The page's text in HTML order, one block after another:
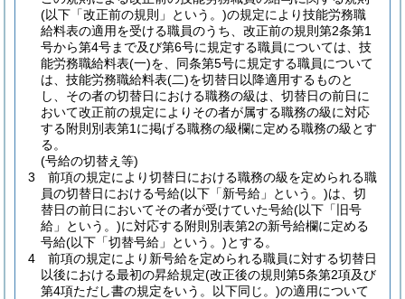
(以下「改正前の規則」という。)の規定により技能労務職
給料表の適用を受ける職員のうち、改正前の規則第2条第1
号から第4号まで及び第6号に規定する職員については、技
能労務職給料表(一)を、同条第5号に規定する職員について
は、技能労務職給料表(二)を切替日以降適用するものと
し、その者の切替日における職務の級は、切替日の前日に
おいて改正前の規定によりその者が属する職務の級に対応
する附則別表第1に掲げる職務の級欄に定める職務の級とす
る。
(号給の切替え等)
3
前項の規定により切替日における職務の級を定められる職
員の切替日における号給(以下「新号給」という。)は、切
替日の前日においてその者が受けていた号給(以下「旧号
給」という。)に対応する附則別表第2の新号給欄に定める
号給(以下「切替号給」という。)とする。
4
前項の規定により新号給を定められる職員に対する切替日
以後における最初の昇給規定(改正後の規則第5条第2項及び
第4項ただし書の規定をいう。以下同じ。)の適用について